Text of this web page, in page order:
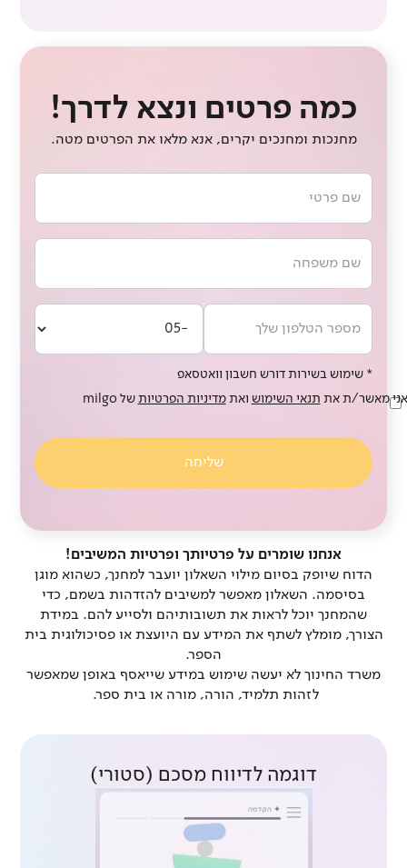
כמה פרטים ונצא לדרך!
מחנכות ומחנכים יקרים, אנא מלאו את הפרטים מטה.
* שימוש בשירות דורש חשבון וואטסאפ
אני מאשר/ת את תנאי השימוש ואתמדיניות הפרטיות של milgo
אנחנו שומרים על פרטיותך ופרטיות המשיבים!
הדוח שיופק בסיום מילוי השאלון יועבר למחנך, כשהוא מוגן
בסיסמה. השאלון מאפשר למשיבים להזדהות בשמם, כדי
שהמחנך יוכל לראות את תשובותיהם ולסייע להם. במידת
הצורך, מומלץ לשתף את המידע עם היועצת או פסיכולוגית בית
הספר.
משרד החינוך לא יעשה שימוש במידע שייאסף באופן שמאפשר
לזהות תלמיד, הורה, מורה או בית ספר.
דוגמה לדיווח מסכם (סטורי)